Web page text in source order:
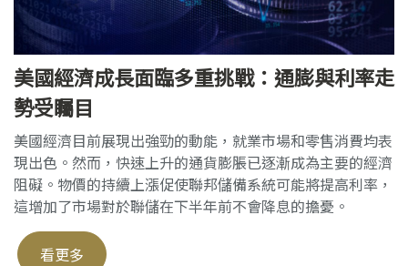
美國經濟成長面臨多重挑戰：通膨與利率走
勢受矚目
美國經濟目前展現出強勁的動能，就業市場和零售消費均表
現出色。然而，快速上升的通貨膨脹已逐漸成為主要的經濟
阻礙。物價的持續上漲促使聯邦儲備系統可能將提高利率，
這增加了市場對於聯儲在下半年前不會降息的擔憂。
看更多